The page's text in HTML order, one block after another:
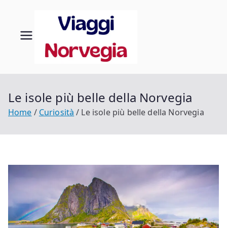
contenuto
Norveg
ia
Le isole più belle della Norvegia
Home Curiosità Le isole più belle della Norvegia